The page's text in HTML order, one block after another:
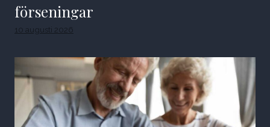
förseningar
10 augusti 2026